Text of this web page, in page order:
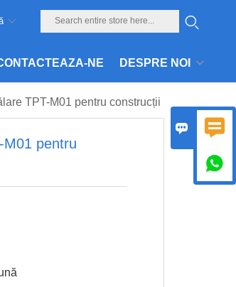
NE DESPRE NOI
TPT-M01 pentru construcții
M01 pentru
 
